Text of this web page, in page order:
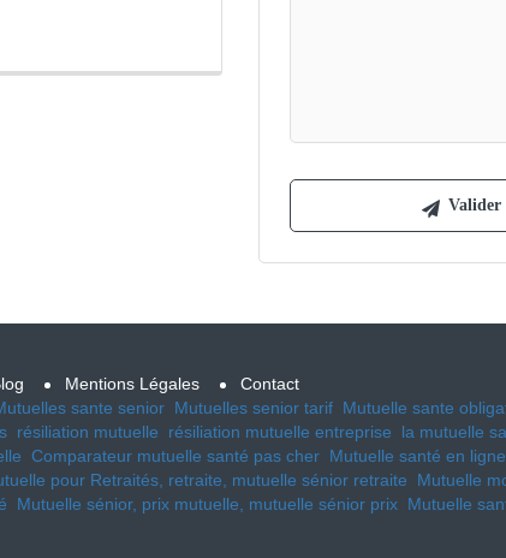
Mentions Légales
Contact
sante senior Mutuelles senior tarif Mutuelle sante
résiliation mutuelle résiliation mutuelle entreprise
la mutuelle
Comparateur mutuelle santé pas cher Mutuelle santé en ligne
pour Retraités, retraite, mutuelle sénior retraite
Mutuelle
Mutuelle sénior, prix mutuelle, mutuelle sénior prix Mutuelle